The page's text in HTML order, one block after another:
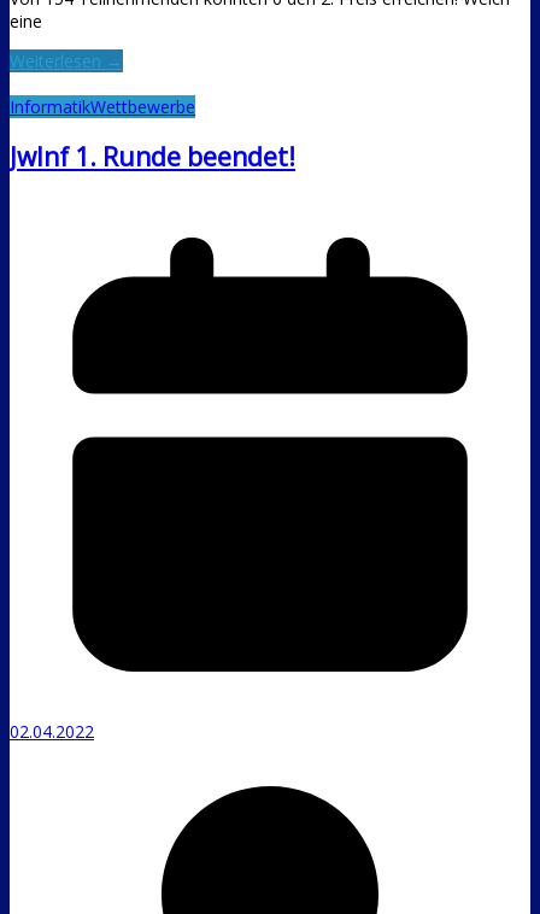
eine
Weiterlesen →
InformatikWettbewerbe
JwInf 1. Runde beendet!
02.04.2022